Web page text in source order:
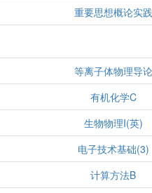
重要思想概论实践
等离子体物理导论
有机化学C
生物物理I(英)
电子技术基础(3)
计算方法B